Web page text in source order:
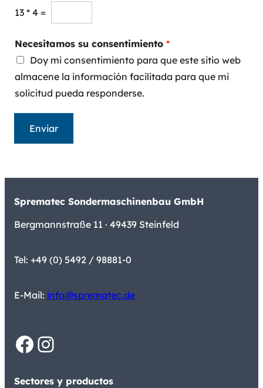
13 * 4 =
Necesitamos su consentimiento *
Doy mi consentimiento para que este sitio web
almacene la información facilitada para que mi
solicitud pueda responderse.
Enviar
Sprematec Sondermaschinenbau GmbH
Bergmannstraße 11 · 49439 Steinfeld
Tel: +49 (0) 5492 / 98881-0
E-Mail: info@sprematec.de
Facebook Instagram
Sectores y productos